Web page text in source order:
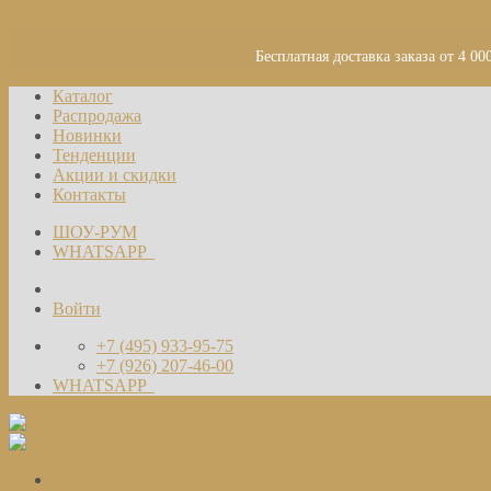
Бесплатная доставка заказа от 4
Каталог
Распродажа
Новинки
Тенденции
Акции и скидки
Контакты
ШОУ-РУМ
WHATSAPP
Войти
+7 (495) 933-95-75
+7 (926) 207-46-00
WHATSAPP